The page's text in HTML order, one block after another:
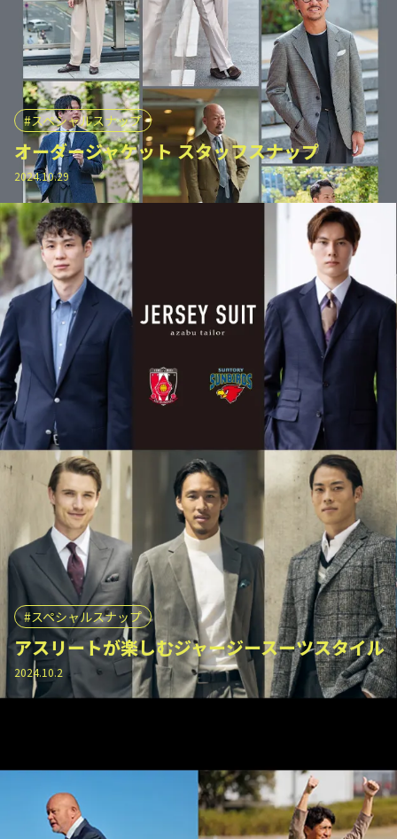
スペシャルスナップ
オーダージャケット スタッフスナップ
2024.10.29
スペシャルスナップ
アスリートが楽しむジャージースーツスタイル
2024.10.2